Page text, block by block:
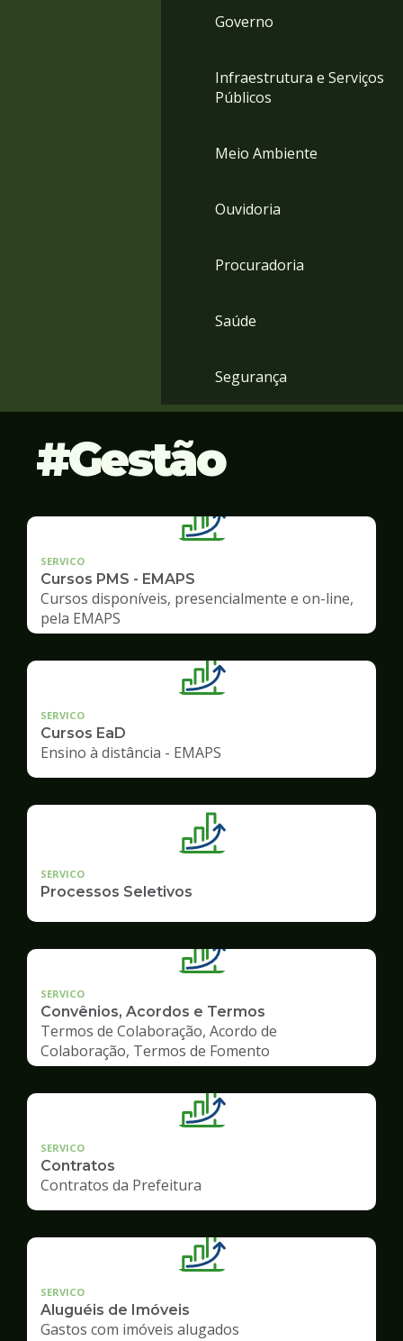
Governo
Infraestrutura e Serviços
Públicos
Meio Ambiente
Ouvidoria
Procuradoria
Saúde
Segurança
Gestão
SERVICO
Cursos PMS - EMAPS
Cursos disponíveis, presencialmente e on-line,
pela EMAPS
SERVICO
Cursos EaD
Ensino à distância - EMAPS
SERVICO
Processos Seletivos
SERVICO
Convênios, Acordos e Termos
Termos de Colaboração, Acordo de
Colaboração, Termos de Fomento
SERVICO
Contratos
Contratos da Prefeitura
SERVICO
Aluguéis de Imóveis
Gastos com imóveis alugados